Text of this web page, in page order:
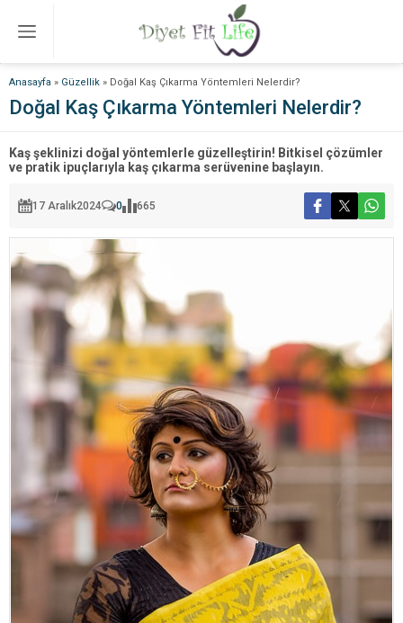
Anasayfa » Güzellik » Doğal Kaş Çıkarma Yöntemleri Nelerdir?
Doğal Kaş Çıkarma Yöntemleri Nelerdir?
Kaş şeklinizi doğal yöntemlerle güzelleştirin! Bitkisel çözümler
ve pratik ipuçlarıyla kaş çıkarma serüvenine başlayın.
17 Aralık2024 0 665